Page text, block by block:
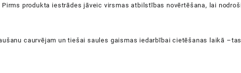
Pirms produ kta iestrādes jāveic virsmasat bi lstībasnovērtēšana, lai nodroš
ušanu caurvējam un tiešaisau les gaismas iedarbībaicietēšanas aikā –tas